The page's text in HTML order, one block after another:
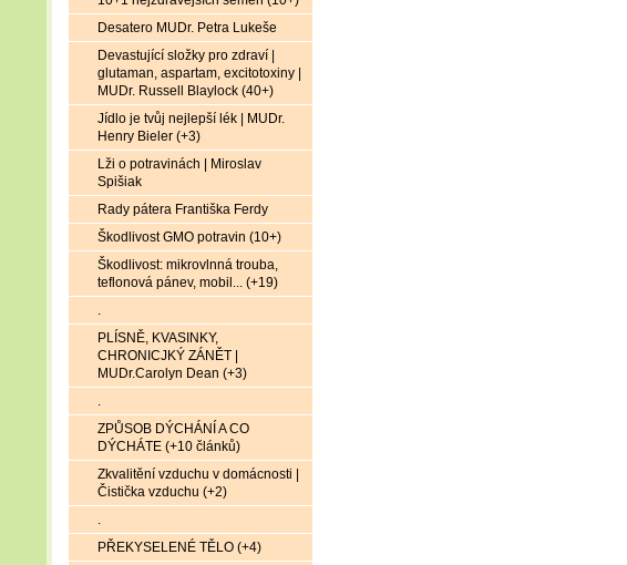
Desatero MUDr. Petra Lukeše
Devastující složky pro zdraví |
glutaman, aspartam, excitotoxiny |
MUDr. Russell Blaylock (40+)
Jídlo je tvůj nejlepší lék | MUDr.
Henry Bieler (+3)
Lži o potravinách | Miroslav
Spišiak
Rady pátera Františka Ferdy
Škodlivost GMO potravin (10+)
Škodlivost: mikrovlnná trouba,
teflonová pánev, mobil... (+19)
.
PLÍSNĚ, KVASINKY,
CHRONICJKÝ ZÁNĚT |
MUDr.Carolyn Dean (+3)
.
ZPŮSOB DÝCHÁNÍ A CO
DÝCHÁTE (+10 článků)
Zkvalitění vzduchu v domácnosti |
Čistička vzduchu (+2)
.
PŘEKYSELENÉ TĚLO (+4)